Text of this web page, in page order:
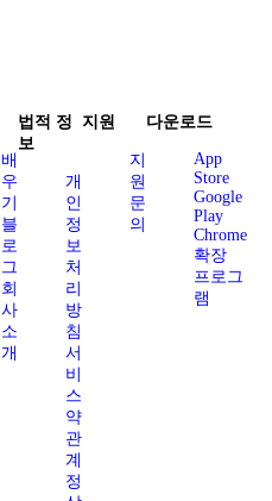
배
우
기
블
로
그
회
사
소
개
법적 정
보
개
인
정
보
처
리
방
침
서
비
스
약
관
계
정
지원
지
원
문
의
다운로드
App
Store
Google
Play
Chrome
확장
프로그
램